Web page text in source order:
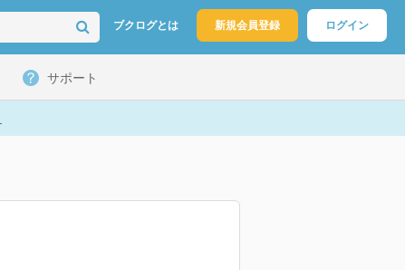
ブクログとは 新規会員登録 ログイン
サポート